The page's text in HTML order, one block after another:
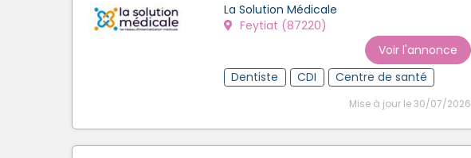
La Solution Médicale
Feytiat (87220)
Voir l'annonce
Dentiste
CDI Centre de santé
Mise à jour le 30/07/2026